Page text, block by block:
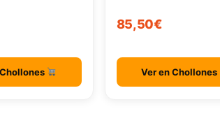
85,50€
Ver en Chollones